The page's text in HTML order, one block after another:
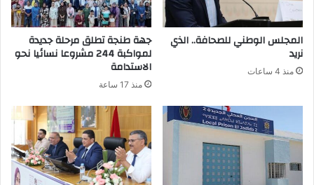
المجلس الوطني للصحافة.. الذي
نريد
منذ 4 ساعات
جهة طنجة تطلق مرحلة جديدة
لمواكبة 244 مشروعا نسائيا نحو
الاستدامة
منذ 17 ساعة